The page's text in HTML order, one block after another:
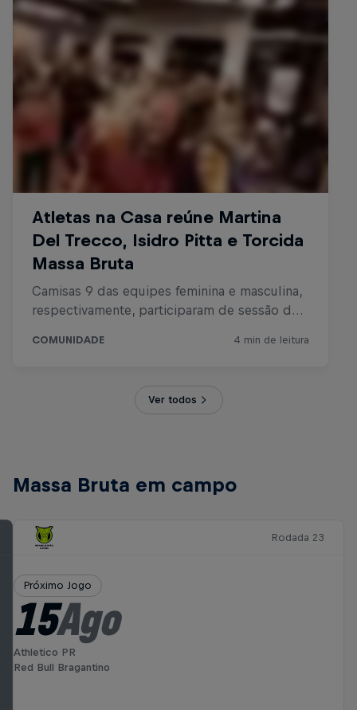
Ver todos
Massa Bruta em campo
Rodada 23
Próximo Jogo
15Ago
Athletico PR
Red Bull Bragantino